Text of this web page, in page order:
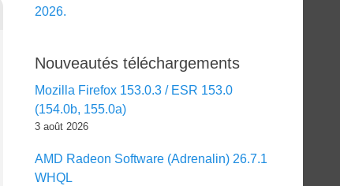
2026.
Nouveautés téléchargements
Mozilla Firefox 153.0.3 / ESR 153.0
(154.0b, 155.0a)
3 août 2026
AMD Radeon Software (Adrenalin) 26.7.1
WHQL